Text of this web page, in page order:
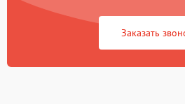
Повреждение системы
защиты от перегрузок
1500 ₽
автоматического
1500 ₽
Заказать